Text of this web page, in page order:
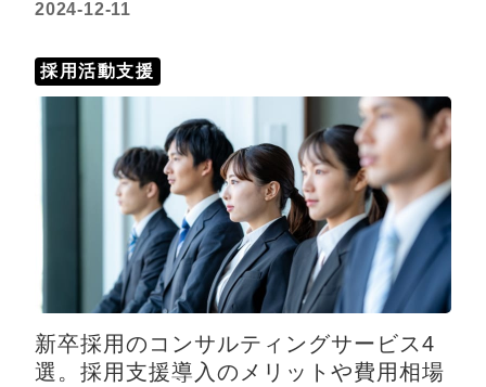
2024-12-11
採用活動支援
新卒採用のコンサルティングサービス4
選。採用支援導入のメリットや費用相場